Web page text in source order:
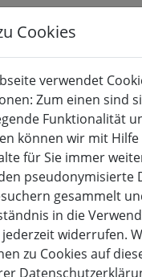
K B
nächsten Termin:
Cookies
verwendet
Zum einen sind
Funktionalität
können wir mit Hilfe
für Sie immer
pseudonymisierte
gesammelt
in die
jederzeit widerrufen.
zu Cookies auf